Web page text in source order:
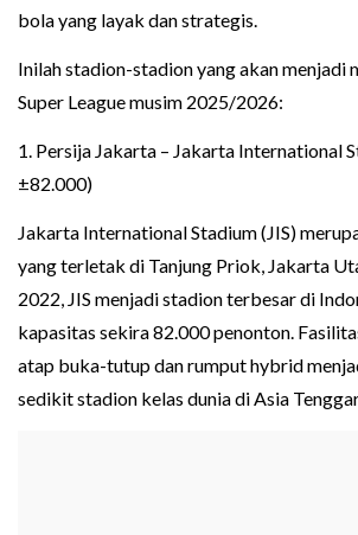
bola yang layak dan strategis.
Inilah stadion-stadion yang akan menjadi
Super League musim 2025/2026:
1. Persija Jakarta – Jakarta International
±82.000)
Jakarta International Stadium (JIS)
yang terletak di Tanjung Priok, Jakarta
2022, JIS menjadi stadion terbesar di
kapasitas sekira 82.000 penonton.
atap buka-tutup dan rumput hybrid
sedikit stadion kelas dunia di Asia